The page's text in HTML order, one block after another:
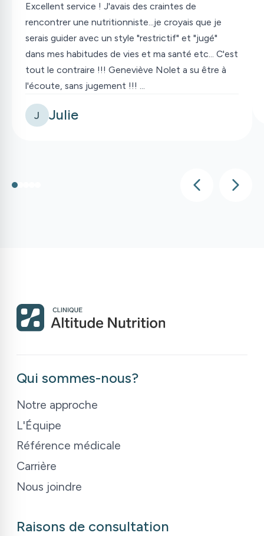
Excellent service ! J'avais des craintes de
rencontrer une nutritionniste...je croyais que je
serais guider avec un style "restrictif" et "jugé"
dans mes habitudes de vies et ma santé etc... C'est
tout le contraire !!! Geneviève Nolet a su être à
l'écoute, sans jugement !!! ...
J Julie
Qui sommes-nous?
Notre approche
L'Équipe
Référence médicale
Carrière
Nous joindre
Raisons de consultation